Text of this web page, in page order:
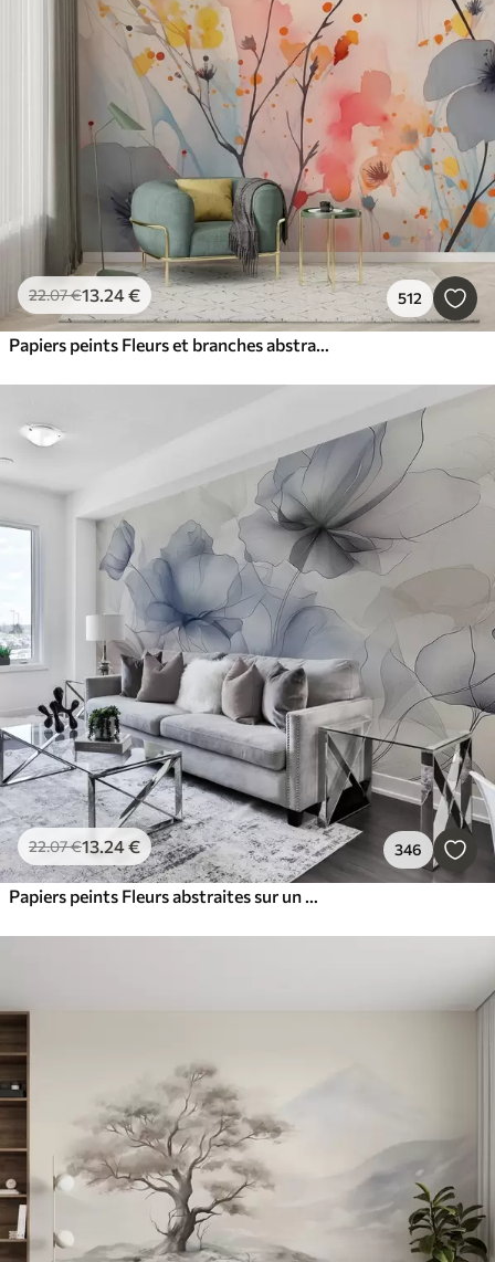
22.07€13.24€ 512
Papiers peints Fleurs et branches abstraites lumineuses avec des éclaboussures de peinture aquarelle mouillée
22.07€13.24€ 346
Papiers peints Fleurs abstraites sur un mur en béton